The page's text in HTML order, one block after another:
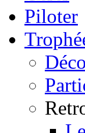
Piloter